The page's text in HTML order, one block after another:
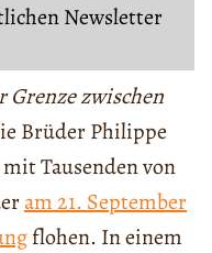
Newsletter
Grenze zwischen
Brüder Philippe
Tausenden von
am 21. September
flohen. In einem